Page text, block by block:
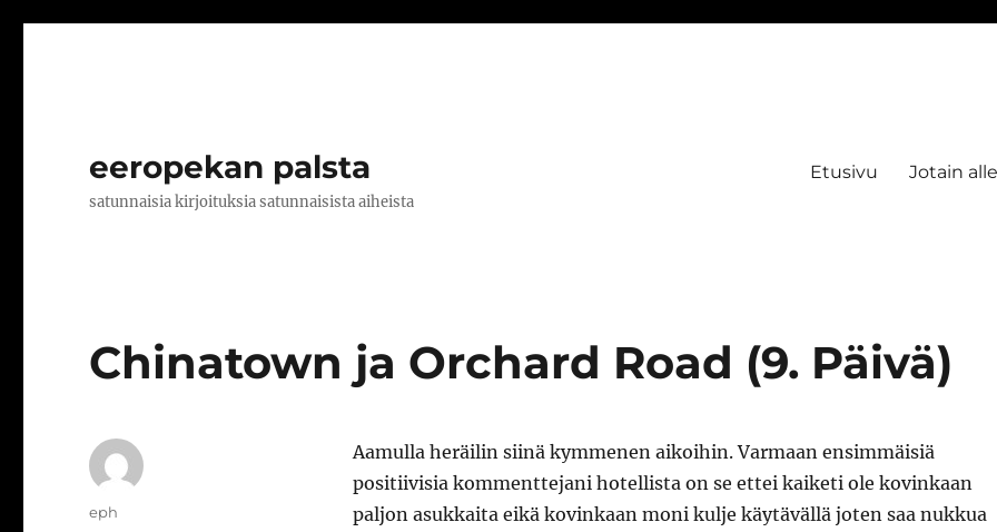
eeropekan palsta
satunnaisia kirjoituksia satunnaisista aiheista
Etusivu Jotain
Chinatown ja Orchard Road (9. Päivä)
Aamulla heräilin siinä kymmenen aikoihin. Varmaan ensimmäisiä
positiivisia kommenttejani hotellista on se ettei kaiketi ole kovinkaan
paljon asukkaita eikä kovinkaan moni kulje käytävällä joten saa nukkua
Kirjoittaja
eph